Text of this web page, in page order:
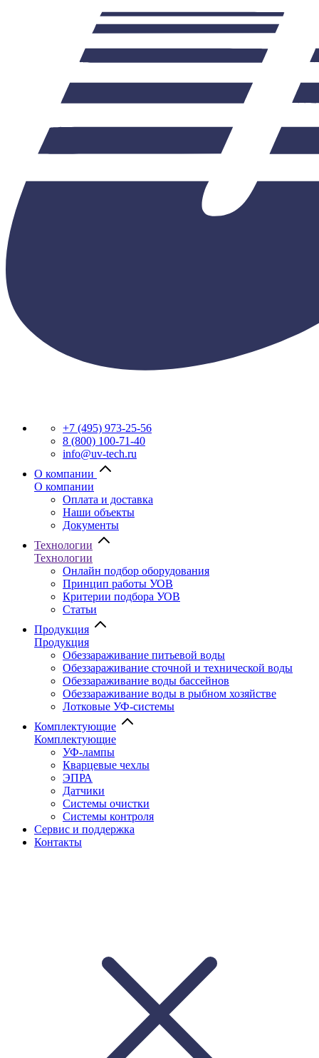
+7 (495) 973-25-56
8 (800) 100-71-40
info@uv-tech.ru
О компании
О компании
Оплата и доставка
Наши объекты
Документы
Технологии
Технологии
Онлайн подбор оборудования
Принцип работы УОВ
Критерии подбора УОВ
Статьи
Продукция
Продукция
Обеззараживание питьевой воды
Обеззараживание сточной и технической воды
Обеззараживание воды бассейнов
Обеззараживание воды в рыбном хозяйстве
Лотковые УФ-системы
Комплектующие
Комплектующие
УФ-лампы
Кварцевые чехлы
ЭПРА
Датчики
Системы очистки
Системы контроля
Сервис и поддержка
Контакты